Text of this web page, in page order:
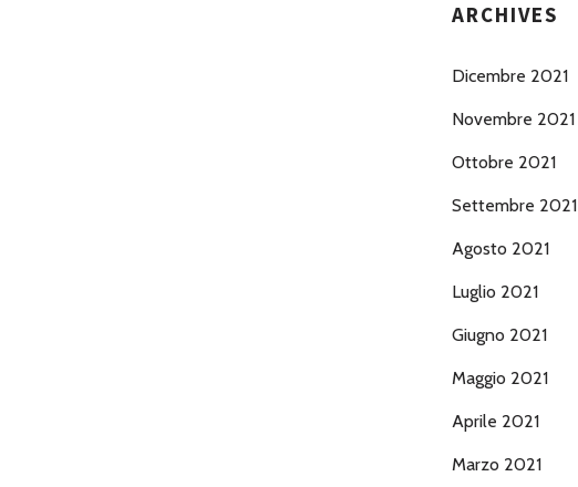
ARCHIVES
Dicembre 2021
Novembre 2021
Ottobre 2021
Settembre 2021
Agosto 2021
Luglio 2021
Giugno 2021
Maggio 2021
Aprile 2021
Marzo 2021